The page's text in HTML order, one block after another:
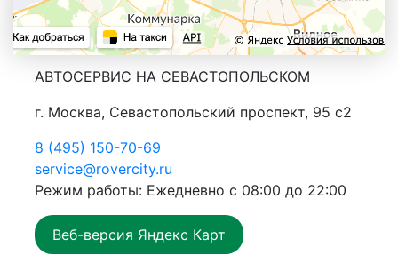
АВТОСЕРВИС НА СЕВАСТОПОЛЬСКОМ
г. Москва, Севастопольский проспект, 95 с2
8 (495) 150-70-69
service@rovercity.ru
Режим работы: Ежедневно с 08:00 до 22:00
Веб-версия Яндекс Карт